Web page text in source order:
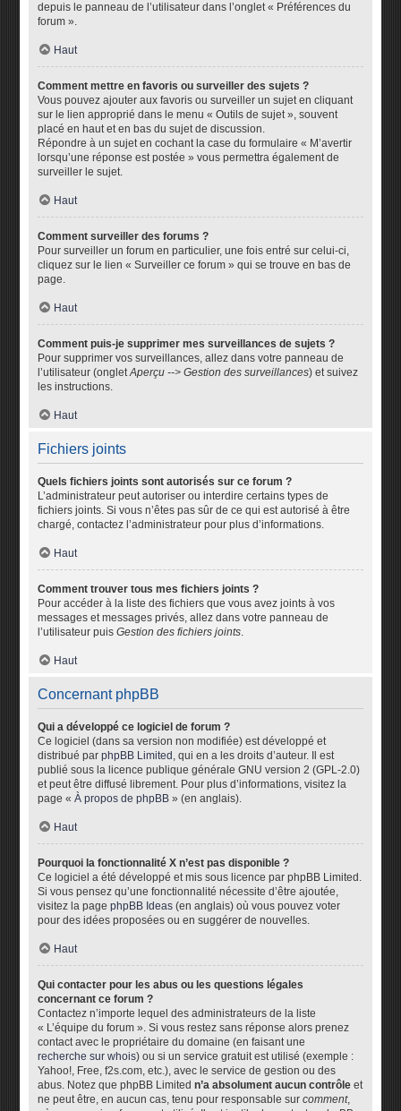
depuis le panneau de l’utilisateur dans l’onglet « Préférences du
forum ».
Haut
Comment mettre en favoris ou surveiller des sujets ?
Vous pouvez ajouter aux favoris ou surveiller un sujet en cliquant
sur le lien approprié dans le menu « Outils de sujet », souvent
placé en haut et en bas du sujet de discussion.
Répondre à un sujet en cochant la case du formulaire « M’avertir
lorsqu’une réponse est postée » vous permettra également de
surveiller le sujet.
Haut
Comment surveiller des forums ?
Pour surveiller un forum en particulier, une fois entré sur celui-ci,
cliquez sur le lien « Surveiller ce forum » qui se trouve en bas de
page.
Haut
Comment puis-je supprimer mes surveillances de sujets ?
Pour supprimer vos surveillances, allez dans votre panneau de
l’utilisateur (ongletAperçu --> Gestion des surveillances) et suivez
les instructions.
Haut
Fichiers joints
Quels fichiers joints sont autorisés sur ce forum ?
L’administrateur peut autoriser ou interdire certains types de
fichiers joints. Si vous n’êtes pas sûr de ce qui est autorisé à être
chargé, contactez l’administrateur pour plus d’informations.
Haut
Comment trouver tous mes fichiers joints ?
Pour accéder à la liste des fichiers que vous avez joints à vos
messages et messages privés, allez dans votre panneau de
l’utilisateur puisGestion des fichiers joints.
Haut
Concernant phpBB
Qui a développé ce logiciel de forum ?
Ce logiciel (dans sa version non modifiée) est développé et
distribué parphpBB Limited , qui en a les droits d’auteur. Il est
publié sous la licence publique générale GNU version 2 (GPL-2.0)
et peut être diffusé librement. Pour plus d’informations, visitez la
page «À propos de phpBB » (en anglais).
Haut
Pourquoi la fonctionnalité X n’est pas disponible ?
Ce logiciel a été développé et mis sous licence par phpBB Limited.
Si vous pensez qu’une fonctionnalité nécessite d’être ajoutée,
visitez la pagephpBB Ideas (en anglais) où vous pouvez voter
pour des idées proposées ou en suggérer de nouvelles.
Haut
Qui contacter pour les abus ou les questions légales
concernant ce forum ?
Contactez n’importe lequel des administrateurs de la liste
« L’équipe du forum ». Si vous restez sans réponse alors prenez
contact avec le propriétaire du domaine (en faisant une
recherche sur whois) ou si un service gratuit est utilisé (exemple :
Yahoo!, Free, f2s.com, etc.), avec le service de gestion ou des
abus. Notez que phpBB Limitedn’a absolument aucun contrôle et
ne peut être, en aucun cas, tenu pour responsable surcomment,